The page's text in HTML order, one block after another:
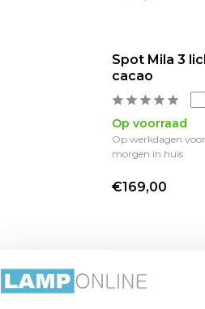
Spot Mila 3
cacao
Op voorraad
Op werkdagen
morgen in huis
€169,00